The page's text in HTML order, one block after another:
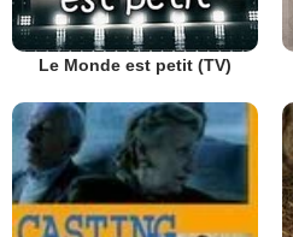
Le Monde est petit (TV)